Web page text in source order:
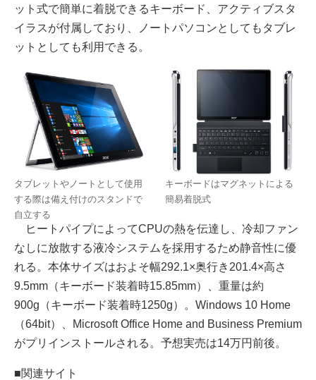
ット式で簡単に着脱できるキーボード、アクティブスタ
イラスが付属しており、ノートパソコンとしてもタブレ
ットとしても利用できる。
タブレットやノートとして使用
する際は備え付けのスタンドで
自立する
キーボードはマグネットによる
簡易着脱式
ヒートパイプによってCPUの熱を伝達し、冷却ファン
なしに放散する液冷システムを採用するため静音性に優
れる。本体サイズはおよそ幅292.1×奥行き201.4×高さ
9.5mm（キーボード装着時15.85mm）、重量は約
900g（キーボード装着時1250g）。Windows 10 Home
（64bit）、Microsoft Office Home and Business Premium
がプリインストールされる。予想実売は14万円前後。
■関連サイト